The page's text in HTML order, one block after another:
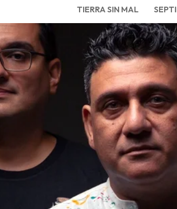
TIERRA SIN MAL